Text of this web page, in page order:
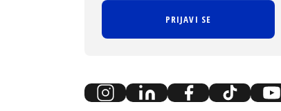
PRIJAVI SE